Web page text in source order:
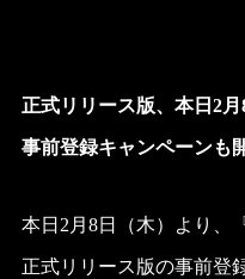
正式リリース版、本日2
事前登録キャンペーンも
本日2月8日（木）より、
正式リリース版の事前登